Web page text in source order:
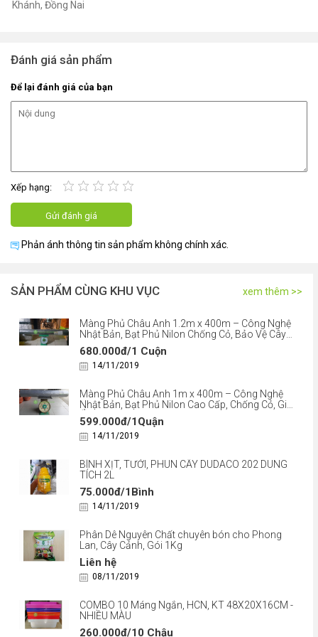
Khánh, Đồng Nai
Đánh giá sản phẩm
Để lại đánh giá của bạn
Xếp hạng:
Phản ánh thông tin sản phẩm không chính xác.
SẢN PHẨM CÙNG KHU VỤC xem thêm >>
Màng Phủ Châu Anh 1.2m x 400m – Công Nghệ
Nhật Bản, Bạt Phủ Nilon Chống Cỏ, Bảo Vệ Cây
Trồng
680.000đ/1 Cuộn
14/11/2019
Màng Phủ Châu Anh 1m x 400m – Công Nghệ
Nhật Bản, Bạt Phủ Nilon Cao Cấp, Chống Cỏ, Giữ
Ẩm
599.000đ/1Quận
14/11/2019
BÌNH XỊT, TƯỚI, PHUN CÂY DUDACO 202 DUNG
TÍCH 2L
75.000đ/1Bình
14/11/2019
Phân Dê Nguyên Chất chuyên bón cho Phong
Lan, Cây Cảnh, Gói 1Kg
Liên hệ
08/11/2019
COMBO 10 Máng Ngắn, HCN, KT 48X20X16CM -
NHIỀU MÀU
260.000đ/10 Chậu